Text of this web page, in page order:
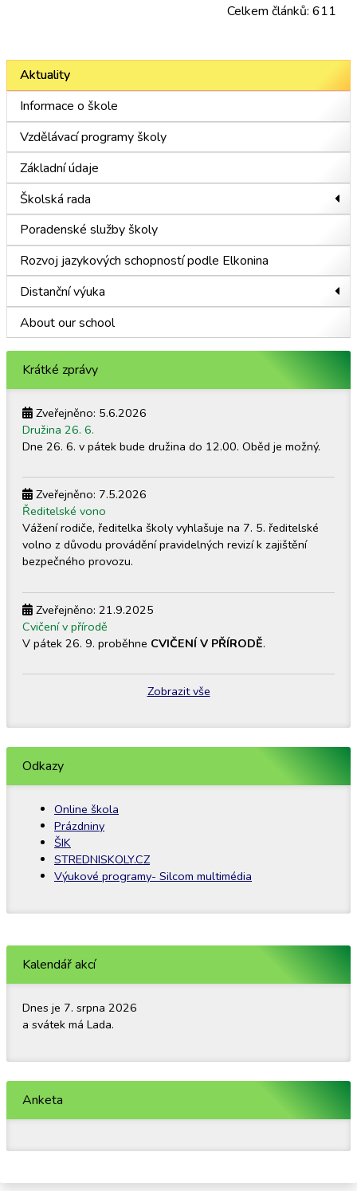
Celkem článků: 611
Aktuality
Informace o škole
Vzdělávací programy školy
Základní údaje
Školská rada
Poradenské služby školy
Rozvoj jazykových schopností podle Elkonina
Distanční výuka
About our school
Krátké zprávy
Zveřejněno: 5.6.2026
Družina 26. 6.
Dne 26. 6. v pátek bude družina do 12.00. Oběd je možný.
Zveřejněno: 7.5.2026
Ředitelské vono
Vážení rodiče, ředitelka školy vyhlašuje na 7. 5. ředitelské
volno z důvodu provádění pravidelných revizí k zajištění
bezpečného provozu.
Zveřejněno: 21.9.2025
Cvičení v přírodě
V pátek 26. 9. proběhne CVIČENÍ V PŘÍRODĚ.
Zobrazit vše
Odkazy
Online škola
Prázdniny
ŠIK
STREDNISKOLY.CZ
Výukové programy- Silcom multimédia
Kalendář akcí
Dnes je 7. srpna 2026
a svátek má Lada.
Anketa